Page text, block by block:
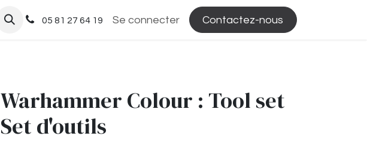
05 81 27 64 19 Se connecter Contactez-nous
Warhammer Colour : Tool set
Set d'outils